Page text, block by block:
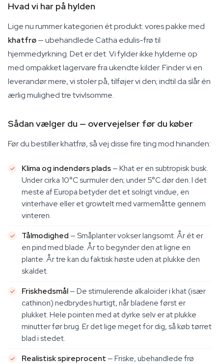
Hvad vi har på hylden
Lige nu rummer kategorien ét produkt: vores pakke med
khatfrø— ubehandledeCatha edulis-frø til
hjemmedyrkning. Det er det. Vi fylder ikke hylderne op
med ompakket lagervare fra ukendte kilder. Finder vi en
leverandør mere, vi stoler på, tilføjer vi den; indtil da slår én
ærlig mulighed tre tvivlsomme.
Sådan vælger du — overvejelser før du køber
Før du bestiller khatfrø, så vej disse fire ting mod hinanden:
Klima og indendørs plads— Khat er en subtropisk busk.
Under cirka 10°C surmuler den; under 5°C dør den. I det
meste af Europa betyder det et solrigt vindue, en
vinterhave eller et growtelt med varmemåtte gennem
vinteren.
Tålmodighed — Småplanter vokser langsomt. År ét er
en pind med blade. År to begynder den at ligne en
plante. År tre kan du faktisk høste uden at plukke den
skaldet.
Friskhedsmål— De stimulerende alkaloider i khat (især
cathinon) nedbrydes hurtigt, når bladene først er
plukket. Hele pointen med at dyrke selv er at plukke
minutter før brug. Er det lige meget for dig, så køb tørret
blad i stedet.
Realistisk spireprocent — Friske, ubehandlede frø